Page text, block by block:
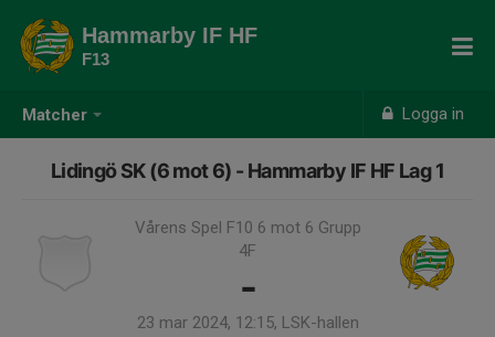
Matcher Logga in
Hammarby IF HF
F13
Lidingö SK (6 mot 6) - Hammarby IF HF Lag 1
Vårens Spel F10 6 mot 6 Grupp
4F
-
23 mar 2024, 12:15, LSK-hallen